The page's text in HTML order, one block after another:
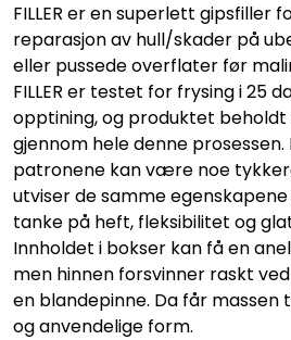
FILLER er en superlett gipsfiller
reparasjon av hull/skader på
eller pussede overflater før
FILLER er testet for frysing i 25
opptining, og produktet
gjennom hele denne prosessen.
patronene kan være noe
utviser de samme
tanke på heft, fleksibilitet og
Innholdet i bokser kan få en
men hinnen forsvinner raskt
en blandepinne. Da får massen
og anvendelige form.